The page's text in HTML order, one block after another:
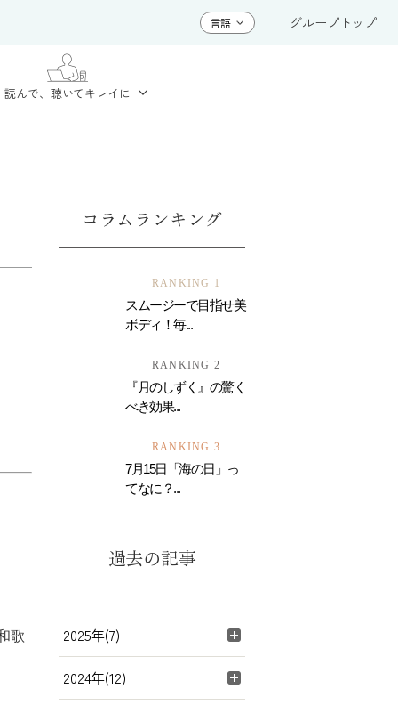
グループトップ
読んで、聴いてキレイに
歌
コラムランキング
RANKING 1
スムージーで目指せ美
ボディ！毎...
RANKING 2
『月のしずく』の驚く
べき効果...
RANKING 3
7月15日「海の日」っ
てなに？...
過去の記事
2025年(7)
2024年(12)